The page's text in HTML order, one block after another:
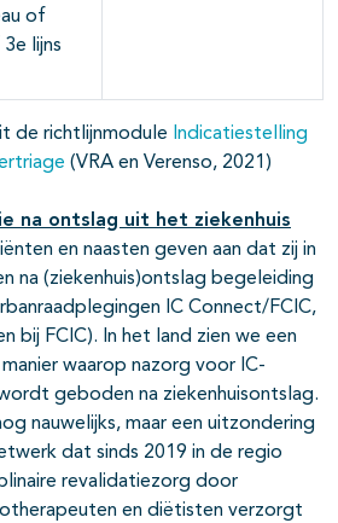
of
lijns
de richtlijnmodule Indicatiestelling
(VRA en Verenso, 2021)
na ontslag uit het ziekenhuis
en naasten geven aan dat zij in
na (ziekenhuis)ontslag begeleiding
IC Connect/FCIC,
bij FCIC). In het land zien we een
waarop nazorg voor IC-
geboden na ziekenhuisontslag.
nauwelijks, maar een uitzondering
dat sinds 2019 in de regio
revalidatiezorg door
en diëtisten verzorgt